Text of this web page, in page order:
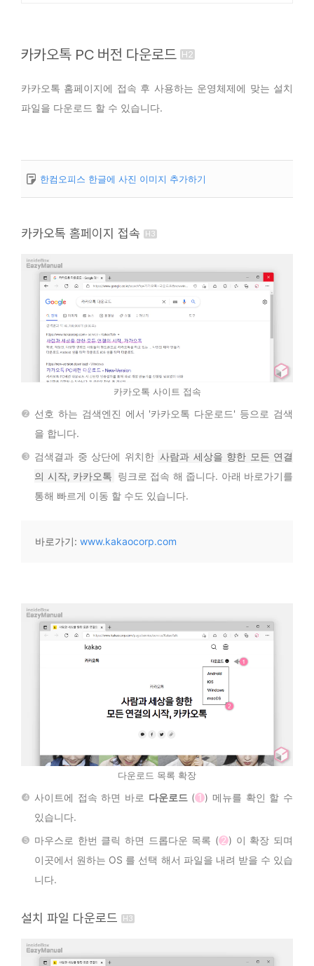
카카오톡 PC 버전 다운로드
카카오톡 홈페이지에 접속 후 사용하는 운영체제에 맞는 설치
파일을 다운로드 할 수 있습니다.
한컴오피스 한글에 사진 이미지 추가하기
카카오톡 홈페이지 접속
카카오톡 사이트 접속
선호 하는 검색엔진 에서 '카카오톡 다운로드' 등으로 검색
을 합니다.
검색결과 중 상단에 위치한 사람과 세상을 향한 모든 연결
의 시작, 카카오톡 링크로 접속 해 줍니다. 아래 바로가기를
통해 빠르게 이동 할 수도 있습니다.
바로가기: www.kakaocorp.com
다운로드 목록 확장
사이트에 접속 하면 바로 다운로드 ( 1 ) 메뉴를 확인 할 수
있습니다.
마우스로 한번 클릭 하면 드롭다운 목록 ( 2 ) 이 확장 되며
이곳에서 원하는 OS 를 선택 해서 파일을 내려 받을 수 있습
니다.
설치 파일 다운로드